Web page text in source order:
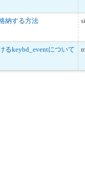
納する方法
るkeybd_eventについて